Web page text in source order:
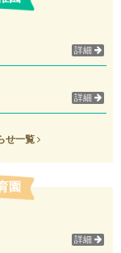
詳細
詳細
せ一覧
園
詳細